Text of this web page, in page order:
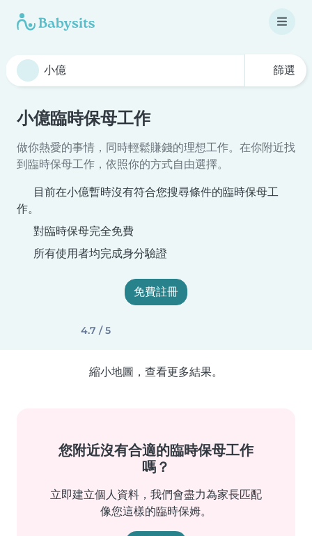
篩選
小億臨時保母工作
做你熱愛的事情，同時輕鬆賺錢的理想工作。在你附近找
到臨時保母工作，依照你的方式自由選擇。
目前在小億暫時沒有符合您搜尋條件的臨時保母工
作。
對臨時保母完全免費
所有使用者均完成身分驗證
免費註冊
4.7 / 5
縮小地圖，查看更多結果。
您附近沒有合適的臨時保母工作
嗎？
立即建立個人資料，我們會盡力為家長匹配
像您這樣的臨時保姆。